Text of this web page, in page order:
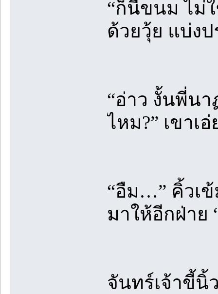
“ก็นี่ขนม ไม่
ด้วยวุ้ย แบ่งป
“อ่าว งั้นพี่น
ไหม?” เขาเ
“อืม…” คิ้วเ
มาให้อีกฝ่าย
จันทร์เจ้าขี้นิ้